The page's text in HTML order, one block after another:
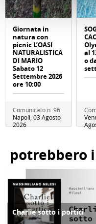
Giornata in
natura con
picnic L’OASI
NATURALISTICA
DI MARIO
Sabato 12
Settembre 2026
ore 10:00
Comunicato n. 96
Napoli, 03 Agosto
2026
al
o
potrebbero
CULTURA/ARTE
Charlie sotto i portici